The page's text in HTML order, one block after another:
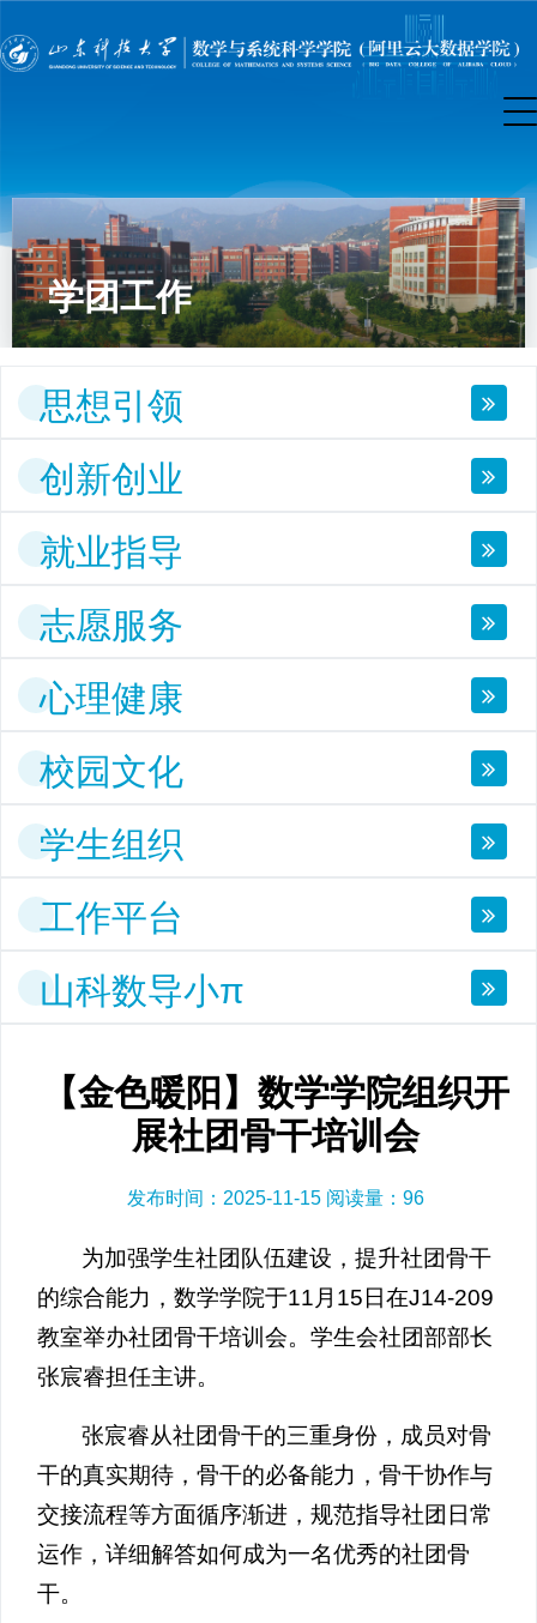
学团工作
思想引领
创新创业
就业指导
志愿服务
心理健康
校园文化
学生组织
工作平台
山科数导小π
【金色暖阳】数学学院组织开
展社团骨干培训会
发布时间：2025-11-15 阅读量： 96
为加强学生社团队伍建设，提升社团骨干
的综合能力，数学学院于11月15日在J14-209
教室举办社团骨干培训会。学生会社团部部长
张宸睿担任主讲。
张宸睿从社团骨干的三重身份，成员对骨
干的真实期待，骨干的必备能力，骨干协作与
交接流程等方面循序渐进，规范指导社团日常
运作，详细解答如何成为一名优秀的社团骨
干。